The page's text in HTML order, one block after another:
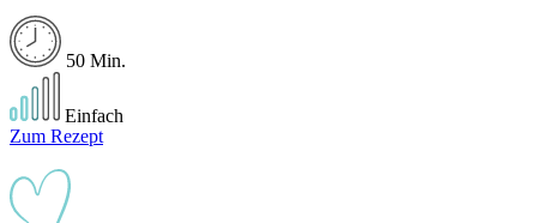
50 Min.
Einfach
Zum Rezept